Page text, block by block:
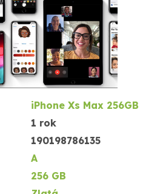
iPhone Xs Max 256GB
1 rok
190198786135
A
256 GB